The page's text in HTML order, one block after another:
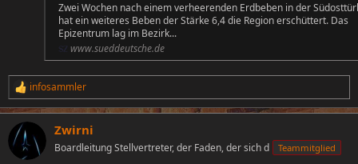
Zwei Wochen nach einem verheerenden Erdbeben in der
hat ein weiteres Beben der Stärke 6,4 die Region erschüttert. Das
Epizentrum lag im Bezirk...
www.sueddeutsche.de
R
e
a
k
t
i
infosammler
Zwirni
Boardleitung Stellvertreter, der Faden, der sich d Teammitglied